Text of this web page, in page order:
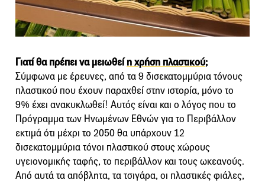
Γιατί θα πρέπει να μειωθείη χρήση πλαστικού;
Σύμφωνα με έρευνες, από τα 9 δισεκατομμύρια τόνους
πλαστικού που έχουν παραχθεί στην ιστορία, μόνο το
9% έχει ανακυκλωθεί! Αυτός είναι και ο λόγος που το
Πρόγραμμα των Ηνωμένων Εθνών για το Περιβάλλον
εκτιμά ότι μέχρι το 2050 θα υπάρχουν 12
δισεκατομμύρια τόνοι πλαστικού στους χώρους
υγειονομικής ταφής, το περιβάλλον και τους ωκεανούς.
Από αυτά τα απόβλητα, τα τσιγάρα, οι πλαστικές φιάλες,